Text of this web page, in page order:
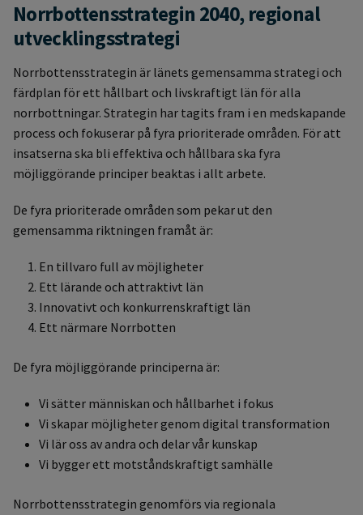
Norrbottensstrategin 2040, regional
utvecklingsstrategi
Norrbottensstrategin är länets gemensamma strategi och
färdplan för ett hållbart och livskraftigt län för alla
norrbottningar. Strategin har tagits fram i en medskapande
process och fokuserar på fyra prioriterade områden. För att
insatserna ska bli effektiva och hållbara ska fyra
möjliggörande principer beaktas i allt arbete.
De fyra prioriterade områden som pekar ut den
gemensamma riktningen framåt är:
En tillvaro full av möjligheter
Ett lärande och attraktivt län
Innovativt och konkurrenskraftigt län
Ett närmare Norrbotten
De fyra möjliggörande principerna är:
Vi sätter människan och hållbarhet i fokus
Vi skapar möjligheter genom digital transformation
Vi lär oss av andra och delar vår kunskap
Vi bygger ett motståndskraftigt samhälle
Norrbottensstrategin genomförs via regionala